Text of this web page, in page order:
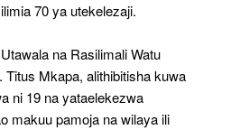
70 ya utekelezaji.
na Rasilimali Watu
Mkapa, alithibitisha kuwa
ni 19 na yataelekezwa
makuu pamoja na wilaya ili